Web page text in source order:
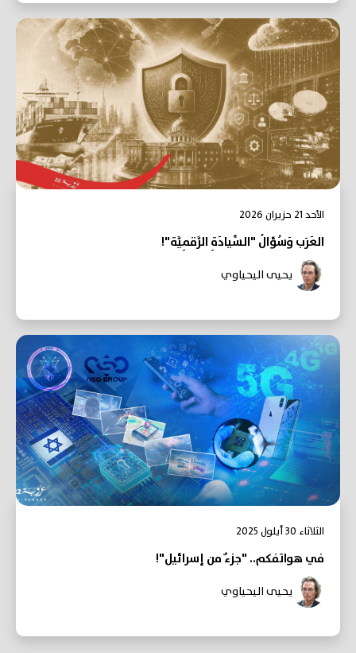
الأحد 21 حزيران 2026
العَرَب وَسُؤالُ "السِّيادَةِ الرَّقمِيَّة"!
يحيى اليحياوي
الثلاثاء 30 أيلول 2025
في هواتفكم.. "جزءٌ من إسرائيل"!
يحيى اليحياوي